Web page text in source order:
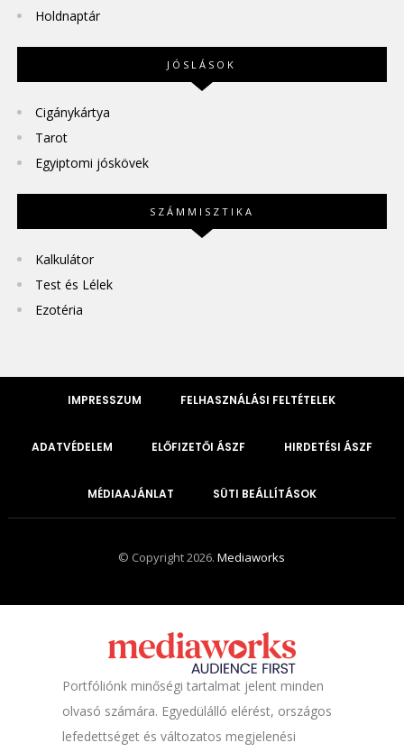
Holdnaptár
JÓSLÁSOK
Cigánykártya
Tarot
Egyiptomi jóskövek
SZÁMMISZTIKA
Kalkulátor
Test és Lélek
Ezotéria
IMPRESSZUM FELHASZNÁLÁSI FELTÉTELEK
ADATVÉDELEM ELŐFIZETŐI ÁSZF HIRDETÉSI ÁSZF
MÉDIAAJÁNLAT SÜTI BEÁLLÍTÁSOK
© Copyright 2026.Mediaworks
Portfóliónk minőségi tartalmat jelent minden
olvasó számára. Egyedülálló elérést, országos
lefedettséget és változatos megjelenési